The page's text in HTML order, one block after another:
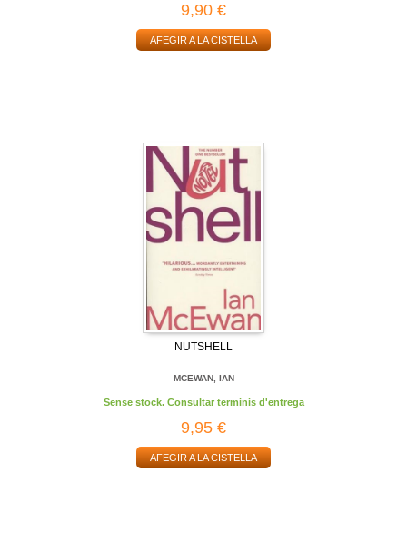
9,90 €
AFEGIR A LA CISTELLA
NUTSHELL
MCEWAN, IAN
Sense stock. Consultar terminis d'entrega
9,95 €
AFEGIR A LA CISTELLA